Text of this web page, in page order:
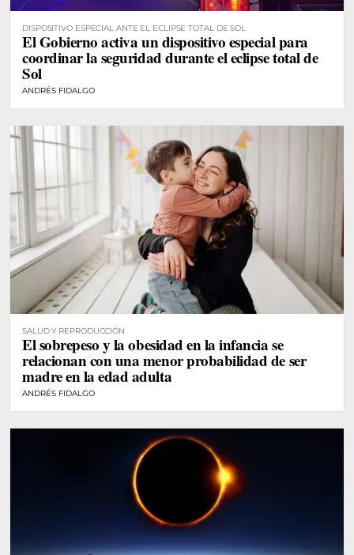
DISPOSITIVO ESPECIAL ANTE EL ECLIPSE TOTAL DE SOL
El Gobierno activa un dispositivo especial para
coordinar la seguridad durante el eclipse total de
Sol
ANDRÉS FIDALGO
SALUD Y REPRODUCCIÓN
El sobrepeso y la obesidad en la infancia se
relacionan con una menor probabilidad de ser
madre en la edad adulta
ANDRÉS FIDALGO